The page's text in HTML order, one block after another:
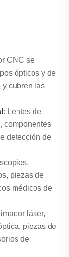
CNC se
ópticos y de
y cubren las
: Lentes de
componentes
detección de
piezas de
médicos de
láser,
piezas de
de